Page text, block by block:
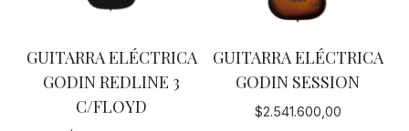
GUITARRA ELÉCTRICA
GODIN REDLINE 3
C/FLOYD
GUITARRA ELÉCTRICA
GODIN SESSION
$2.541.600,00